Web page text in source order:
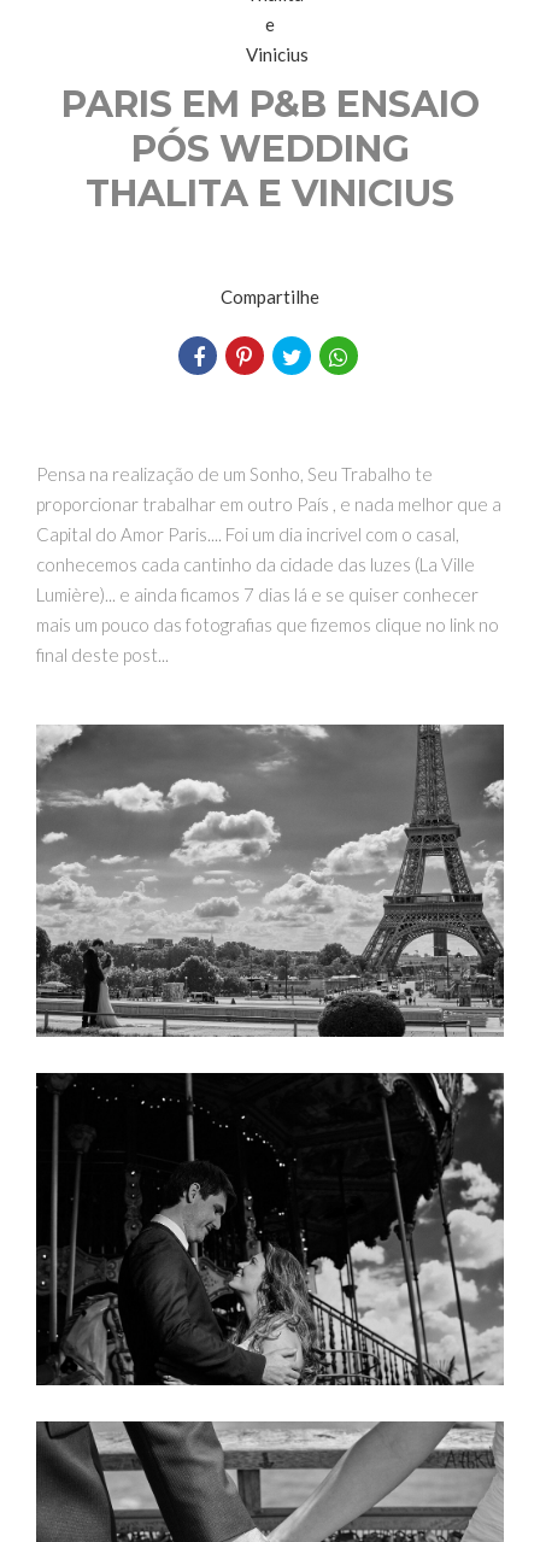
PARIS EM P&B ENSAIO
PÓS WEDDING
THALITA E VINICIUS
Compartilhe
Pensa na realização de um Sonho, Seu Trabalho te
proporcionar trabalhar em outro País , e nada melhor que a
Capital do Amor Paris.... Foi um dia incrivel com o casal,
conhecemos cada cantinho da cidade das luzes (La Ville
Lumière)... e ainda ficamos 7 dias lá e se quiser conhecer
mais um pouco das fotografias que fizemos clique no link no
final deste post...